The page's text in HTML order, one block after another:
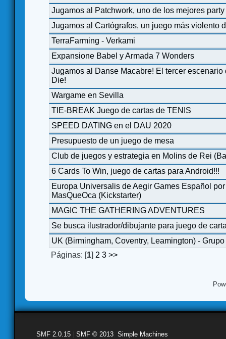
Jugamos al Patchwork, uno de los mejores
Jugamos al Cartógrafos, un juego más violento
TerraFarming - Verkami
Expansione Babel y Armada 7 Wonders
Jugamos al Danse Macabre! El tercer escenario
Die!
Wargame en Sevilla
TIE-BREAK Juego de cartas de TENIS
SPEED DATING en el DAU 2020
Presupuesto de un juego de mesa
Club de juegos y estrategia en Molins de Rei
6 Cards To Win, juego de cartas para Android!!!
Europa Universalis de Aegir Games Español
MasQueOca (Kickstarter)
MAGIC THE GATHERING ADVENTURES
Se busca ilustrador/dibujante para juego de
UK (Birmingham, Coventry, Leamington) -
Páginas: [1] 2 3 >>
SMF 2.0.15 SMF © 2013 Simple Machines